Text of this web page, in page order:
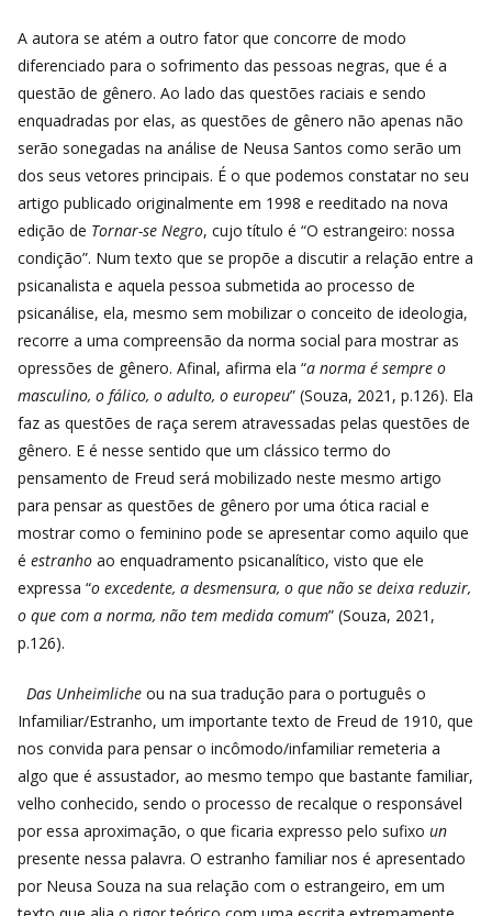
A autora se atém a outro fator que concorre de modo
diferenciado para o sofrimento das pessoas negras, que é a
questão de gênero. Ao lado das questões raciais e sendo
enquadradas por elas, as questões de gênero não apenas não
serão sonegadas na análise de Neusa Santos como serão um
dos seus vetores principais. É o que podemos constatar no seu
artigo publicado originalmente em 1998 e reeditado na nova
edição de Tornar-se Negro, cujo título é “O estrangeiro: nossa
condição”. Num texto que se propõe a discutir a relação entre a
psicanalista e aquela pessoa submetida ao processo de
psicanálise, ela, mesmo sem mobilizar o conceito de ideologia,
recorre a uma compreensão da norma social para mostrar as
opressões de gênero. Afinal, afirma ela “a norma é sempre o
masculino, o fálico, o adulto, o europeu” (Souza, 2021, p.126). Ela
faz as questões de raça serem atravessadas pelas questões de
gênero. E é nesse sentido que um clássico termo do
pensamento de Freud será mobilizado neste mesmo artigo
para pensar as questões de gênero por uma ótica racial e
mostrar como o feminino pode se apresentar como aquilo que
é estranho ao enquadramento psicanalítico, visto que ele
expressa “o excedente, a desmensura, o que não se deixa reduzir,
o que com a norma, não tem medida comum” (Souza, 2021,
p.126).
Das Unheimliche ou na sua tradução para o português o
Infamiliar/Estranho, um importante texto de Freud de 1910, que
nos convida para pensar o incômodo/infamiliar remeteria a
algo que é assustador, ao mesmo tempo que bastante familiar,
velho conhecido, sendo o processo de recalque o responsável
por essa aproximação, o que ficaria expresso pelo sufixo un
presente nessa palavra. O estranho familiar nos é apresentado
por Neusa Souza na sua relação com o estrangeiro, em um